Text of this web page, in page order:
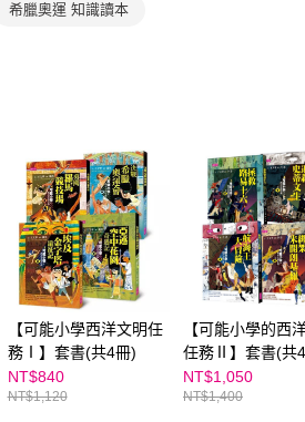
提供個人資料，並將交易相關給付款項請求債
請瀏覽以下網址：
同意申辦者引起之損失，本公司不負相關責
時，將依據個別帳號之用戶狀況，依本公司即
若仍有額度不足之情形，本公司將視審查結果
使用他人資訊註冊。若發現惡意使用之情形，
停止該用戶之使用額度並採取法律行動。
希臘奧運 知識讀本
【可能小學西洋文明任
務Ⅰ】套書(共4冊)
NT$840
NT$1,120
【可能小學的西
任務Ⅱ】套書(共
NT$1,050
NT$1,400